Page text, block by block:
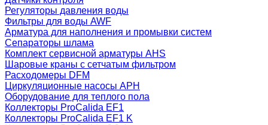
Регуляторы давления воды
Фильтры для воды AWF
Арматура для наполнения и промывки систем
Сепараторы шлама
Комплект сервисной арматуры AHS
Шаровые краны с сетчатым фильтром
Расходомеры DFM
Циркуляционные насосы APH
Оборудование для теплого пола
Коллекторы ProCalida EF1
Коллекторы ProCalida EF1 K